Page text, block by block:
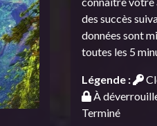
des succès
données sont
toutes les 5
Légende :
À
Terminé